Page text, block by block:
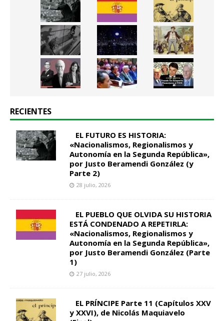
RECIENTES
EL FUTURO ES HISTORIA:
«Nacionalismos, Regionalismos y
Autonomía en la Segunda República»,
por Justo Beramendi González (y
Parte 2)
28 julio, 2026
EL PUEBLO QUE OLVIDA SU HISTORIA
ESTÁ CONDENADO A REPETIRLA:
«Nacionalismos, Regionalismos y
Autonomía en la Segunda República»,
por Justo Beramendi González (Parte
1)
27 julio, 2026
EL PRÍNCIPE Parte 11 (Capítulos XXV
y XXVI), de Nicolás Maquiavelo